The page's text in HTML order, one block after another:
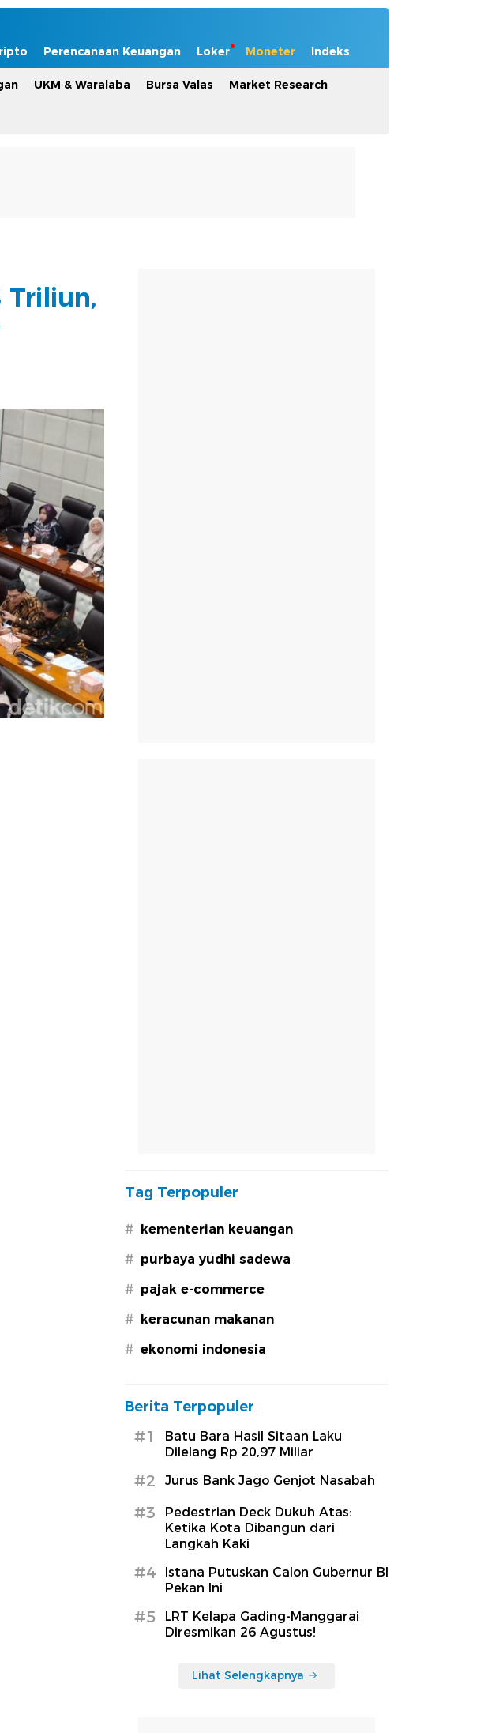
Perencanaan Keuangan Loker Moneter Indeks
UKM & Waralaba Bursa Valas Market Research
Triliun,
Tag Terpopuler
# kementerian keuangan
# purbaya yudhi sadewa
# pajak e-commerce
# keracunan makanan
# ekonomi indonesia
Berita Terpopuler
#1
Batu Bara Hasil Sitaan Laku
Dilelang Rp 20,97 Miliar
#2 Jurus Bank Jago Genjot Nasabah
#3
Pedestrian Deck Dukuh Atas:
Ketika Kota Dibangun dari
Langkah Kaki
#4
Istana Putuskan Calon Gubernur BI
Pekan Ini
#5
LRT Kelapa Gading-Manggarai
Diresmikan 26 Agustus!
Lihat Selengkapnya